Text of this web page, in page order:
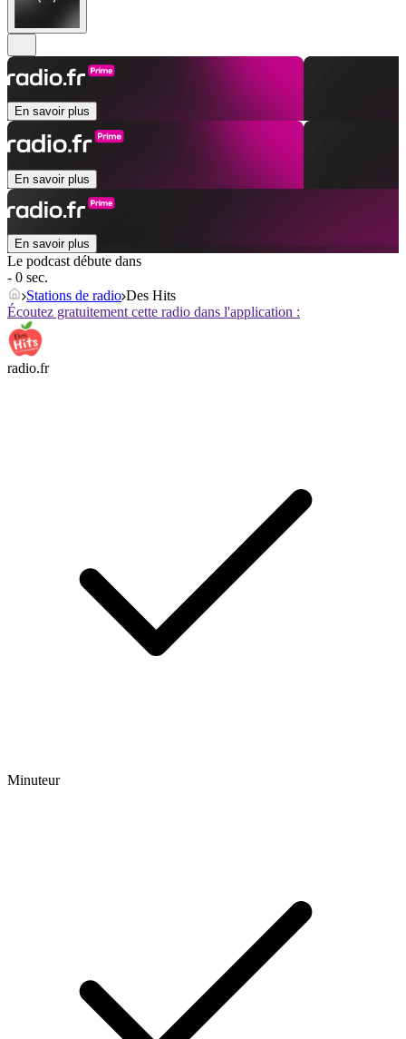
En savoir plus
En savoir plus
En savoir plus
Le podcast débute dans
- 0 sec.
Stations de radio Des Hits
Écoutez gratuitement cette radio dans l'application :
radio.fr
Minuteur